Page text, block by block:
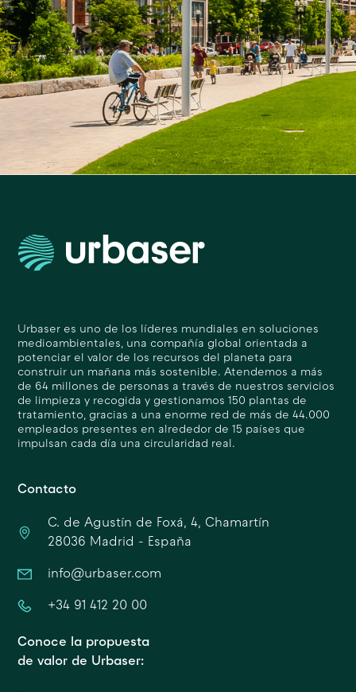
Urbaser es uno de los líderes mundiales en soluciones
medioambientales, una compañía global orientada a
potenciar el valor de los recursos del planeta para
construir un mañana más sostenible. Atendemos a más
de 64 millones de personas a través de nuestros servicios
de limpieza y recogida y gestionamos 150 plantas de
tratamiento, gracias a una enorme red de más de 44.000
empleados presentes en alrededor de 15 países que
impulsan cada día una circularidad real.
Contacto
C. de Agustín de Foxá, 4, Chamartín
28036 Madrid - España
info@urbaser.com
+34 91 412 20 00
Conoce la propuesta
de valor de Urbaser: